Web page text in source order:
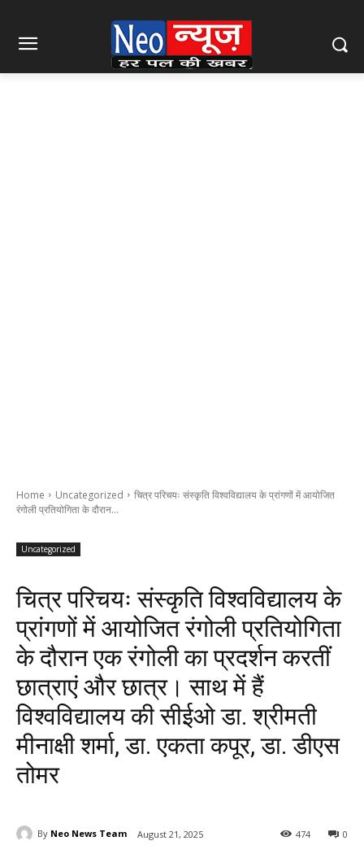
Home Uncategorized
चित्र परिचयः संस्कृति विश्वविद्यालय के प्रांगणों में आयोजित
रंगोली प्रतियोगिता के दौरान...
Uncategorized
चित्र परिचयः संस्कृति विश्वविद्यालय के
प्रांगणों में आयोजित रंगोली प्रतियोगिता
के दौरान एक रंगोली का प्रदर्शन करतीं
छात्राएं और छात्र। साथ में हैं
विश्वविद्यालय की सीईओ डा. श्रीमती
मीनाक्षी शर्मा, डा. एकता कपूर, डा. डीएस
तोमर
By Neo News Team August 21, 2025 0
474